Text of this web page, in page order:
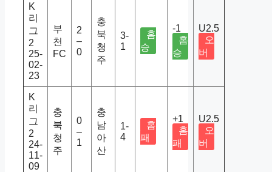
K
리
그
2
25-
02-
23
부
천
FC
2
–
0
충
북
청
주
3-
1
홈
승
-1
홈
승
U2.5
오
버
K
리
그
2
24-
11-
09
충
북
청
주
0
–
1
충
남
아
산
1-
4
홈
패
+1
홈
패
U2.5
오
버